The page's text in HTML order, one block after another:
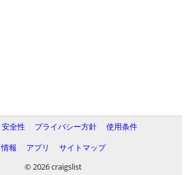
安全性 プライバシー方針
使用条件
情報
アプリ
サイトマップ
© 2026 craigslist